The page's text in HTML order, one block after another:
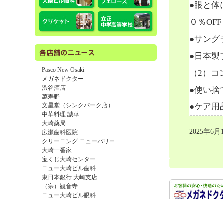
●眼と体
０％OFF
●サング
●日本製
（2）
●使い捨
●ケア用
2025年6
Pasco New Osaki
メガネドクター
渋谷酒店
萬寿野
文星堂（シンクパーク店）
中華料理 誠華
大崎薬局
広瀬歯科医院
クリーニング ニューパリー
大崎一番家
宝くじ大崎センター
ニュー大崎ビル歯科
東日本銀行 大崎支店
（宗）観音寺
ニュー大崎ビル眼科